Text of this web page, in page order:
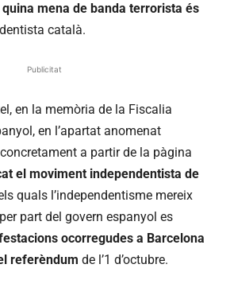
mena de banda terrorista és
català.
Publicitat
en la memòria de la Fiscalia
en l’apartat anomenat
concretament a partir de la pàgina
el moviment independentista de
quals l’independentisme mereix
part del govern espanyol es
ocorregudes a Barcelona
referèndum de l’1 d’octubre.